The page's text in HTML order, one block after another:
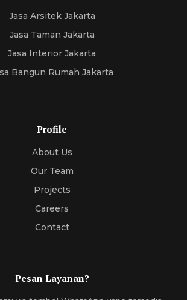
Jasa Arsitek Jakarta
Jasa Taman Jakarta
Jasa Interior Jakarta
Bangun Rumah Jakarta
Profile
About Us
Our Team
Projects
Careers
Contact
Pesan Layanan?